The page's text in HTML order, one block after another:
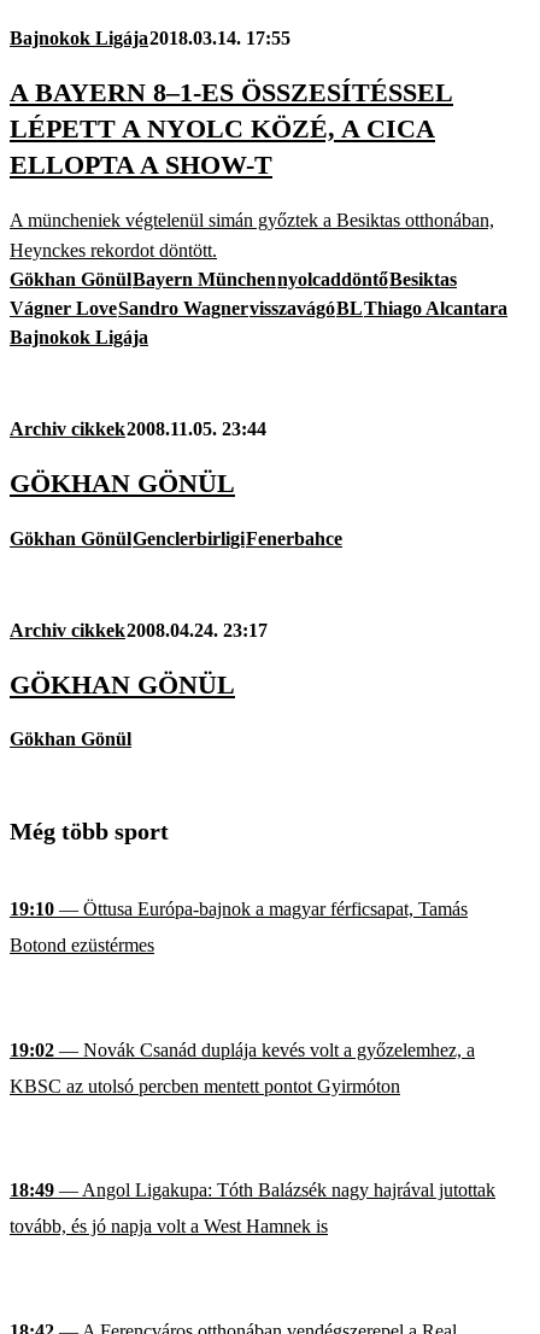
Bajnokok Ligája2018.03.14. 17:55
A BAYERN 8–1-ES ÖSSZESÍTÉSSEL
LÉPETT A NYOLC KÖZÉ, A CICA
ELLOPTA A SHOW-T
A müncheniek végtelenül simán győztek a Besiktas otthonában,
Heynckes rekordot döntött.
Gökhan GönülBayern MünchennyolcaddöntőBesiktas
Vágner LoveSandro WagnervisszavágóBLThiago Alcantara
Bajnokok Ligája
Archiv cikkek2008.11.05. 23:44
GÖKHAN GÖNÜL
Gökhan GönülGenclerbirligiFenerbahce
Archiv cikkek2008.04.24. 23:17
GÖKHAN GÖNÜL
Gökhan Gönül
Még több sport
19:10 — Öttusa Európa-bajnok a magyar férficsapat, Tamás
Botond ezüstérmes
19:02 — Novák Csanád duplája kevés volt a győzelemhez, a
KBSC az utolsó percben mentett pontot Gyirmóton
18:49 — Angol Ligakupa: Tóth Balázsék nagy hajrával jutottak
tovább, és jó napja volt a West Hamnek is